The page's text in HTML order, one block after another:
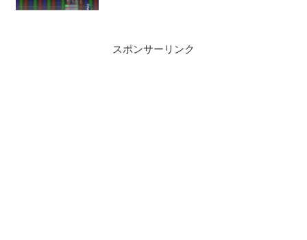
スポンサーリンク